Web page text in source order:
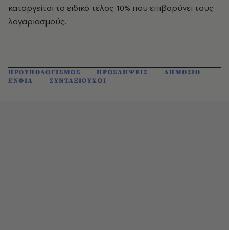
καταργείται το ειδικό τέλος 10% που επιβαρύνει τους
λογαριασμούς.
ΠΡΟΥΠΟΛΟΓΙΣΜΟΣ ΠΡΟΣΛΗΨΕΙΣ
ΔΗΜΟΣΙΟ
ΕΝΦΙΑ
ΣΥΝΤΑΞΙΟΥΧΟΙ